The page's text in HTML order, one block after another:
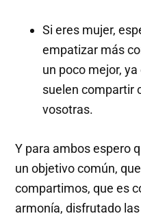
Si eres mujer,
empatizar más
un poco mejor,
suelen compartir
vosotras.
Y para ambos espero
un objetivo común,
compartimos, que es
armonía, disfrutado